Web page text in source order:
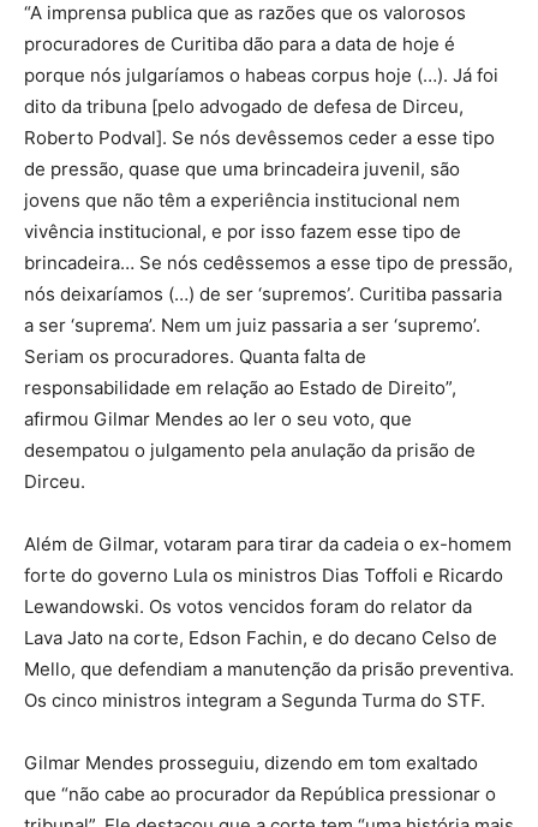
“A imprensa publica que as razões que os valorosos
procuradores de Curitiba dão para a data de hoje é
porque nós julgaríamos o habeas corpus hoje (…). Já foi
dito da tribuna [pelo advogado de defesa de Dirceu,
Roberto Podval]. Se nós devêssemos ceder a esse tipo
de pressão, quase que uma brincadeira juvenil, são
jovens que não têm a experiência institucional nem
vivência institucional, e por isso fazem esse tipo de
brincadeira… Se nós cedêssemos a esse tipo de pressão,
nós deixaríamos (…) de ser ‘supremos’. Curitiba passaria
a ser ‘suprema’. Nem um juiz passaria a ser ‘supremo’.
Seriam os procuradores. Quanta falta de
responsabilidade em relação ao Estado de Direito”,
afirmou Gilmar Mendes ao ler o seu voto, que
desempatou o julgamento pela anulação da prisão de
Dirceu.
Além de Gilmar, votaram para tirar da cadeia o ex-homem
forte do governo Lula os ministros Dias Toffoli e Ricardo
Lewandowski. Os votos vencidos foram do relator da
Lava Jato na corte, Edson Fachin, e do decano Celso de
Mello, que defendiam a manutenção da prisão preventiva.
Os cinco ministros integram a Segunda Turma do STF.
Gilmar Mendes prosseguiu, dizendo em tom exaltado
que “não cabe ao procurador da República pressionar o